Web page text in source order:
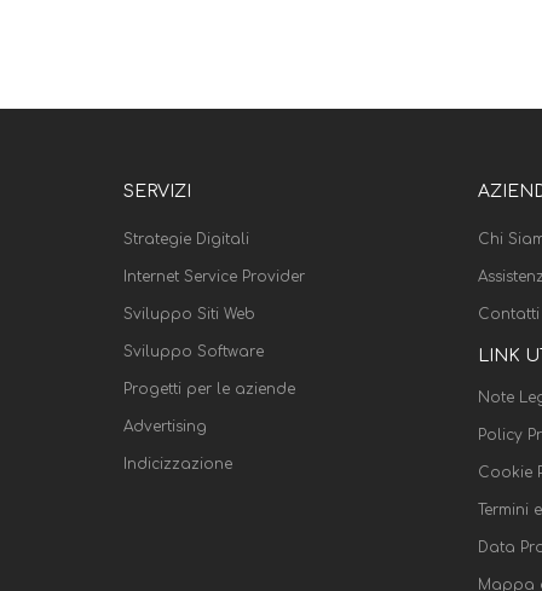
SERVIZI
Strategie Digitali
Internet Service Provider
Sviluppo Siti Web
Sviluppo Software
Progetti per le aziende
Advertising
Indicizzazione
Chi
Contatti
LINK
Note
Policy
Cookie
Termini
Data
Mappa